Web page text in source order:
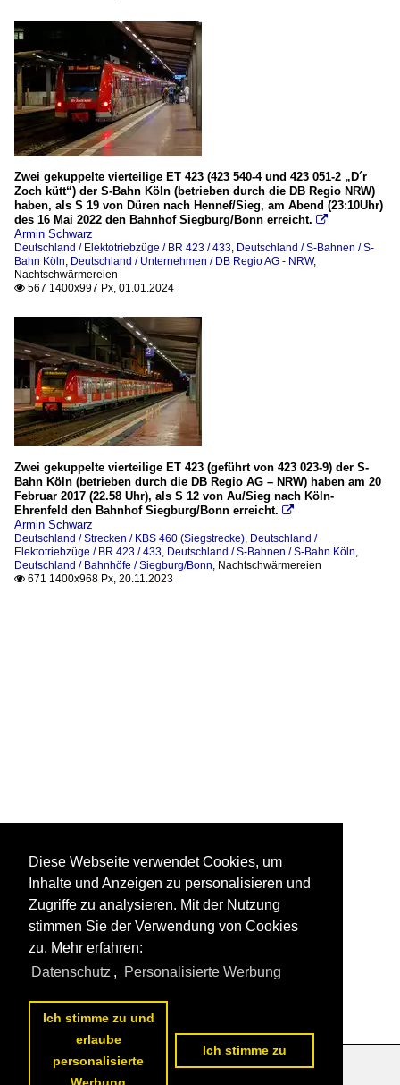
Zwei gekuppelte vierteilige ET 423 (423 540-4 und 423 051-2 „D´r
Zoch kütt“) der S-Bahn Köln (betrieben durch die DB Regio NRW)
haben, als S 19 von Düren nach Hennef/Sieg, am Abend (23:10Uhr)
des 16 Mai 2022 den Bahnhof Siegburg/Bonn erreicht. 
Armin Schwarz
Deutschland / Elektotriebzüge / BR 423 / 433, Deutschland / S-Bahnen / S-
Bahn Köln, Deutschland / Unternehmen / DB Regio AG - NRW,
Nachtschwärmereien
 567 1400x997 Px, 01.01.2024
Zwei gekuppelte vierteilige ET 423 (geführt von 423 023-9) der S-
Bahn Köln (betrieben durch die DB Regio AG – NRW) haben am 20
Februar 2017 (22.58 Uhr), als S 12 von Au/Sieg nach Köln-
Ehrenfeld den Bahnhof Siegburg/Bonn erreicht. 
Armin Schwarz
Deutschland / Strecken / KBS 460 (Siegstrecke), Deutschland /
Elektotriebzüge / BR 423 / 433, Deutschland / S-Bahnen / S-Bahn Köln,
Deutschland / Bahnhöfe / Siegburg/Bonn, Nachtschwärmereien
 671 1400x968 Px, 20.11.2023
Datenschutzerklärung
Diese Webseite verwendet Cookies, um
Inhalte und Anzeigen zu personalisieren und
Zugriffe zu analysieren. Mit der Nutzung
stimmen Sie der Verwendung von Cookies
zu. Mehr erfahren:
Datenschutz , Personalisierte Werbung
Ich stimme zu und
erlaube
personalisierte
Ich stimme zu